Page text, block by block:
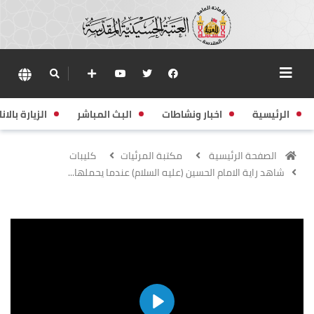
الرئيسية اخبار ونشاطات البث المباشر الزيارة
الصفحة الرئيسية مكتبة المرئيات
كليبات
شاهد راية الامام الحسين (عليه السلام) عندما يحملها...